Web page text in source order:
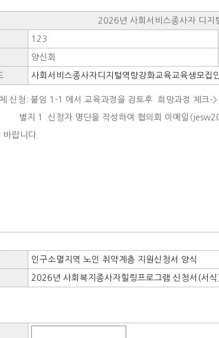
2026년 사회서비스종사자 디지
123
양신회
사회서비스종사자디지털역량강화교육교육생모집
신청: 붙임 1-1 에서 교육과정을 검토후 희망과정 체크->
자 명단을 작성하여 협의회 이메일
바랍니다.
인구소멸지역 노인 취약계층 지원신청서 양식
2026년 사회복지종사자힐링프로그램 신청서(서식